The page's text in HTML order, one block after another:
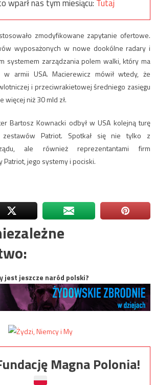
wparł nas tym miesiącu: Tutaj
zmodyfikowane zapytanie ofertowe.
wyposażonych w nowe dookólne radary i
systemem zarządzania polem walki, który ma
w armii USA. Macierewicz mówił wtedy, że
i przeciwrakietowej średniego zasięgu
więcej niż 30 mld zł.
Bartosz Kownacki odbył w USA kolejną turę
Patriot. Spotkał się nie tylko z
ale również reprezentantami firm
jego systemy i pociski.
jest jeszcze naród polski?
Magna Polonia!